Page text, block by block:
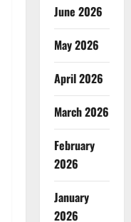
June 2026
May 2026
April 2026
March 2026
February
2026
January
2026